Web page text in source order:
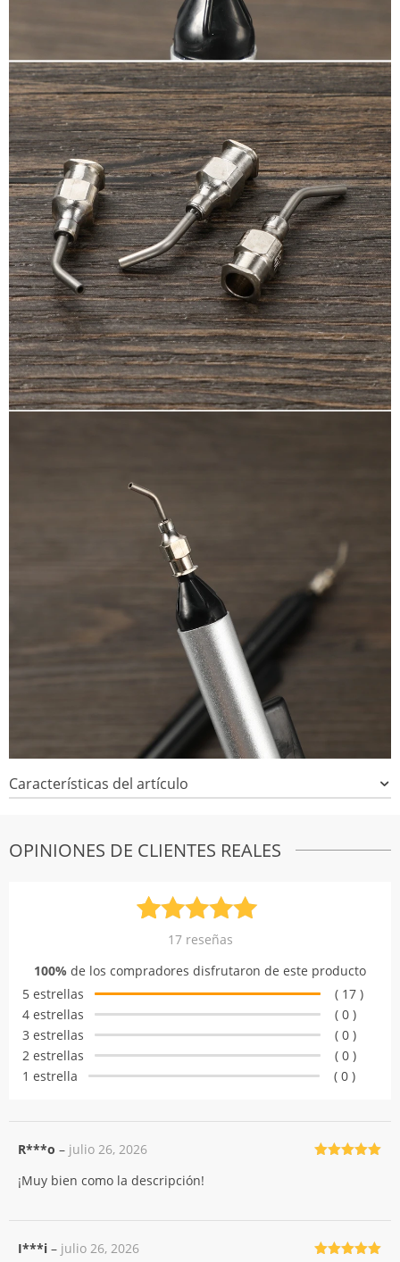
Características del artículo
OPINIONES DE CLIENTES REALES
Valorado
5 en base
a
valoraciones
17reseñas
100% de los compradores disfrutaron de este producto
5 estrellas
( 17 )
4 estrellas
( 0 )
3 estrellas
( 0 )
2 estrellas
( 0 )
1 estrella
( 0 )
R***o – julio 26, 2026
¡Muy bien como la descripción!
I***i – julio 26, 2026